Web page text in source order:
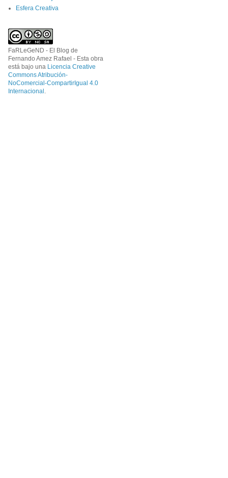
Esfera Creativa
FaRLeGeND - El Blog de
Fernando Amez Rafael - Esta obra
está bajo una Licencia Creative
Commons Atribución-
NoComercial-CompartirIgual 4.0
Internacional .